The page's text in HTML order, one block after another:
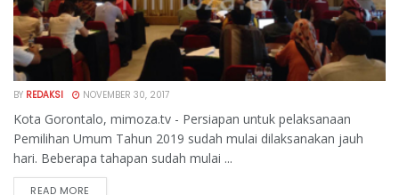
BY REDAKSI NOVEMBER 30, 2017
Kota Gorontalo, mimoza.tv - Persiapan untuk pelaksanaan
Pemilihan Umum Tahun 2019 sudah mulai dilaksanakan jauh
hari. Beberapa tahapan sudah mulai ...
READ MORE